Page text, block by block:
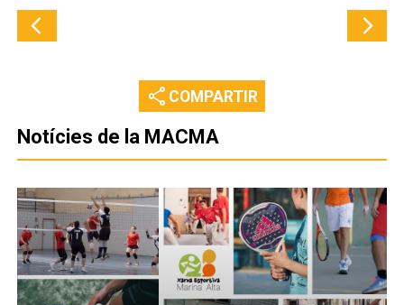
share COMPARTIR
Notícies de la MACMA